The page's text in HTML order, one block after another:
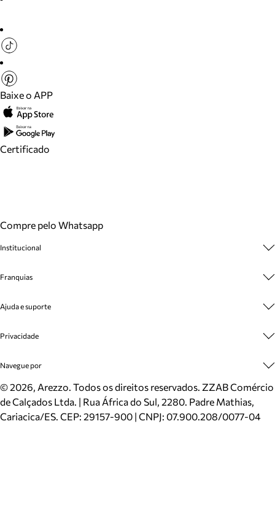
Baixe o APP
Certificado
Compre pelo Whatsapp
Institucional
Cashback
Venda Corporativa
Mapa do Site
Inverno
Mundo Arezzo
Franquias
Plano de Negócio
Ajuda e suporte
Cadastro
Meus Pedidos
Trocas e Devoluções
Cartão Presente
Localizador de lojas
Privacidade
Politica e Privacidade
Navegue por
Sapatos
Bolsas
Scarpins
©2026, Arezzo. Todos os direitos reservados. ZZAB Comércio
de Calçados Ltda. | Rua África do Sul, 2280. Padre Mathias,
Cariacica/ES. CEP: 29157-900 | CNPJ: 07.900.208/0077-04